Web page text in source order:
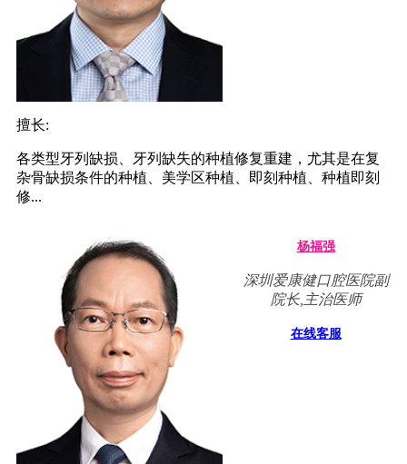
擅长:
各类型牙列缺损、牙列缺失的种植修复重建，尤其是在复
杂骨缺损条件的种植、美学区种植、即刻种植、种植即刻
修...
杨福强
深圳爱康健口腔医院副
院长,主治医师
在线客服